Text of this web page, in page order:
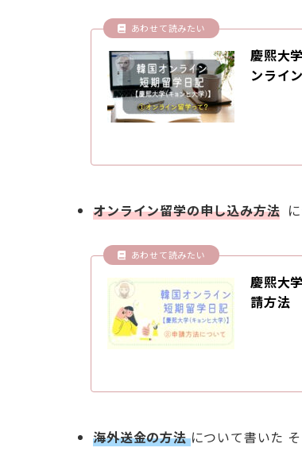
慶熙大
ンライ
オンライン留学の申し込み方法
慶熙大
請方法
海外送金の方法について書いた